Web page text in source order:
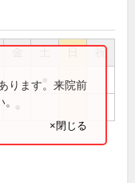
祝
ります。来院前
×閉じる